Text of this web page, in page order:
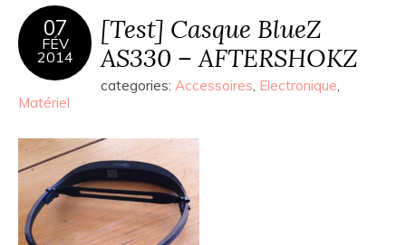
07
FÉV
2014
[Test] Casque BlueZ
AS330 – AFTERSHOKZ
categories: Accessoires, Electronique,
Matériel